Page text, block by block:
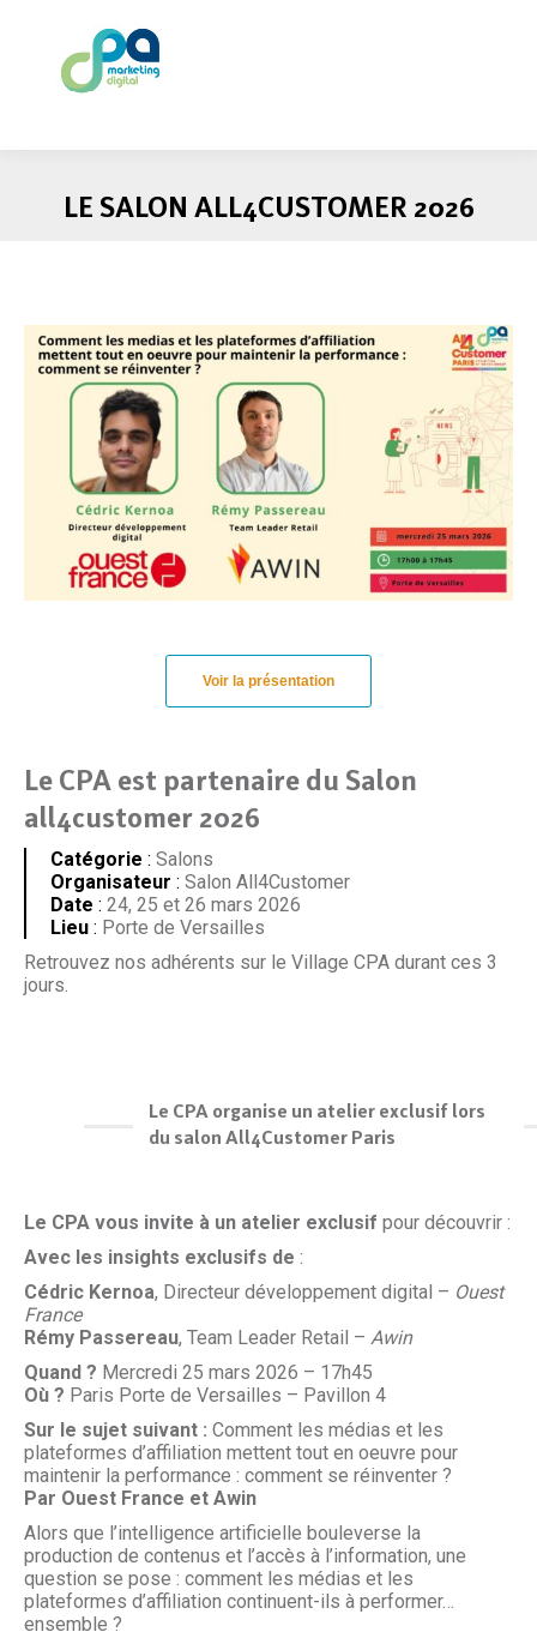
LE SALON ALL4CUSTOMER 2026
Voir la présentation
Le CPA est partenaire du Salon
all4customer 2026
Catégorie : Salons
Organisateur : Salon All4Customer
Date : 24, 25 et 26 mars 2026
Lieu : Porte de Versailles
Retrouvez nos adhérents sur le Village CPA durant ces 3
jours.
Le CPA organise un atelier exclusif lors
du salon All4Customer Paris
Le CPA vous invite à un atelier exclusif pour découvrir :
Avec les insights exclusifs de :
Cédric Kernoa, Directeur développement digital – Ouest
France
Rémy Passereau, Team Leader Retail – Awin
Quand ? Mercredi 25 mars 2026 – 17h45
Où ? Paris Porte de Versailles – Pavillon 4
Sur le sujet suivant : Comment les médias et les
plateformes d’affiliation mettent tout en oeuvre pour
maintenir la performance : comment se réinventer ?
Par Ouest France et Awin
Alors que l’intelligence artificielle bouleverse la
production de contenus et l’accès à l’information, une
question se pose : comment les médias et les
plateformes d’affiliation continuent-ils à performer…
ensemble ?